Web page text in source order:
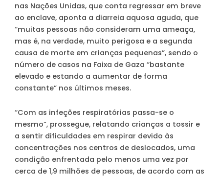
nas Nações Unidas, que conta regressar em breve
ao enclave, aponta a diarreia aquosa aguda, que
“muitas pessoas não consideram uma ameaça,
mas é, na verdade, muito perigosa e a segunda
causa de morte em crianças pequenas”, sendo o
número de casos na Faixa de Gaza “bastante
elevado e estando a aumentar de forma
constante” nos últimos meses.
“Com as infeções respiratórias passa-se o
mesmo”, prossegue, relatando crianças a tossir e
a sentir dificuldades em respirar devido às
concentrações nos centros de deslocados, uma
condição enfrentada pelo menos uma vez por
cerca de 1,9 milhões de pessoas, de acordo com as